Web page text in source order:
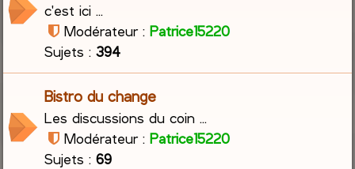
c'est ici ...
Modérateur : Patrice15220
Sujets :394
Bistro du change
Les discussions du coin ...
Modérateur : Patrice15220
Sujets :69